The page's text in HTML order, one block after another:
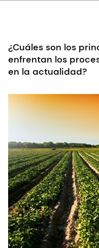
¿Cuáles son los
enfrentan los
en la actualidad?